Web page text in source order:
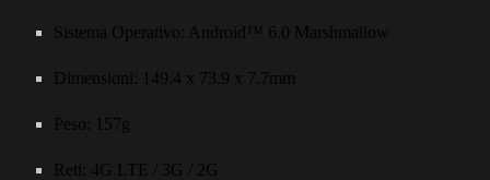
Sistema Operativo: Android™ 6.0 Marshmallow
Dimensioni: 149.4 x 73.9 x 7.7mm
Peso: 157g
Reti: 4G LTE / 3G / 2G